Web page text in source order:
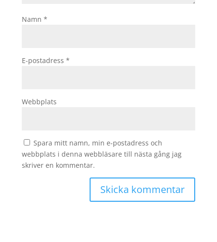
Namn *
E-postadress *
Webbplats
Spara mitt namn, min e-postadress och
webbplats i denna webbläsare till nästa gång jag
skriver en kommentar.